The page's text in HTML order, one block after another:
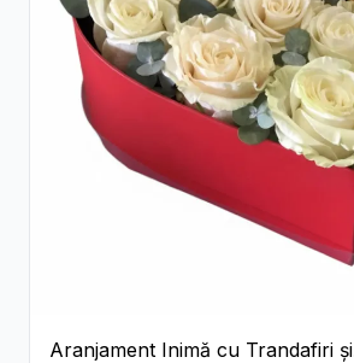
Aranjament Inimă cu Trandafiri și